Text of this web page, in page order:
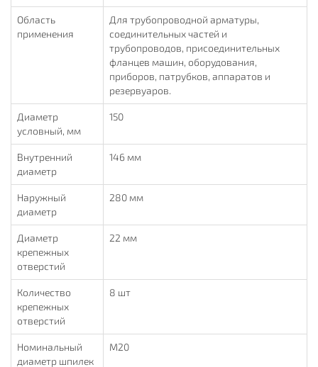
Область
применения
Для трубопроводной арматуры,
соединительных частей и
трубопроводов, присоединительных
фланцев машин, оборудования,
приборов, патрубков, аппаратов и
резервуаров.
Диаметр
условный, мм
150
Внутренний
диаметр
146 мм
Наружный
диаметр
280 мм
Диаметр
крепежных
отверстий
22 мм
Количество
крепежных
отверстий
8 шт
Номинальный
диаметр шпилек
М20